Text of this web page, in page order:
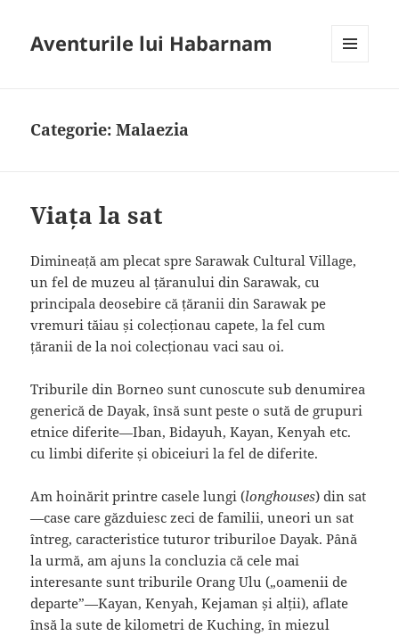
Aventurile lui Habarnam
Categorie:Malaezia
Viața la sat
Dimineață am plecat spre Sarawak Cultural Village,
un fel de muzeu al țăranului din Sarawak, cu
principala deosebire că țăranii din Sarawak pe
vremuri tăiau și colecționau capete, la fel cum
țăranii de la noi colecționau vaci sau oi.
Triburile din Borneo sunt cunoscute sub denumirea
generică de Dayak, însă sunt peste o sută de grupuri
etnice diferite—Iban, Bidayuh, Kayan, Kenyah etc.
cu limbi diferite și obiceiuri la fel de diferite.
Am hoinărit printre casele lungi (longhouses) din sat
—case care găzduiesc zeci de familii, uneori un sat
întreg, caracteristice tuturor triburiloe Dayak. Până
la urmă, am ajuns la concluzia că cele mai
interesante sunt triburile Orang Ulu („oamenii de
departe”—Kayan, Kenyah, Kejaman și alții), aflate
însă la sute de kilometri de Kuching, în miezul